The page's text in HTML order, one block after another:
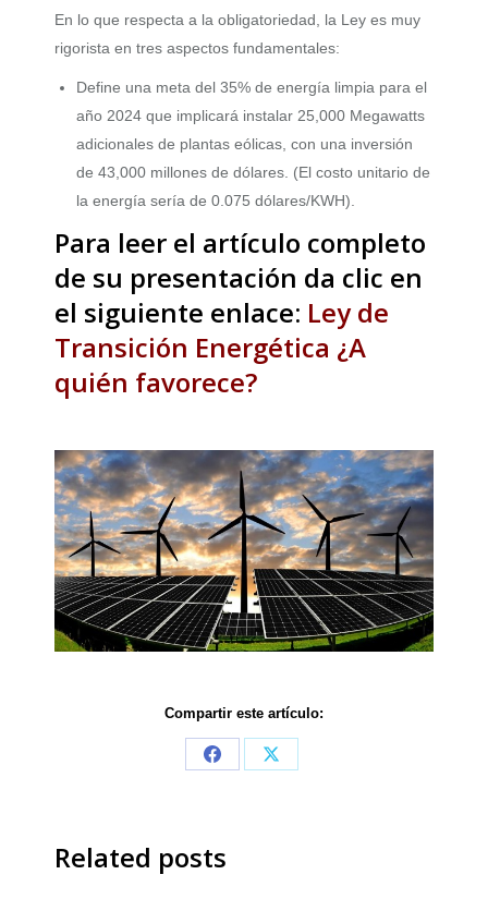
En lo que respecta a la obligatoriedad, la Ley es muy
rigorista en tres aspectos fundamentales:
Define una meta del 35% de energía limpia para el
año 2024 que implicará instalar 25,000 Megawatts
adicionales de plantas eólicas, con una inversión
de 43,000 millones de dólares. (El costo unitario de
la energía sería de 0.075 dólares/KWH).
Para leer el artículo completo
de su presentación da clic en
el siguiente enlace: Ley de
Transición Energética ¿A
quién favorece?
Compartir este artículo:
Share
Share
Related posts